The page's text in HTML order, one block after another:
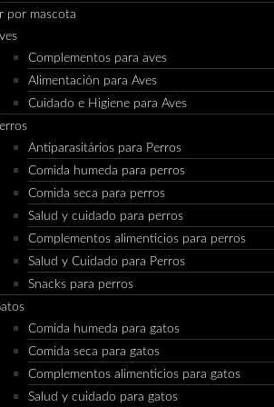
por mascota
Complementos para aves
Alimentación para Aves
Cuidado e Higiene para Aves
Antiparasitários para Perros
Comida humeda para perros
Comida seca para perros
Salud y cuidado para perros
Complementos alimenticios para perros
Salud y Cuidado para Perros
Snacks para perros
Comida humeda para gatos
Comida seca para gatos
Complementos alimenticios para gatos
Salud y cuidado para gatos